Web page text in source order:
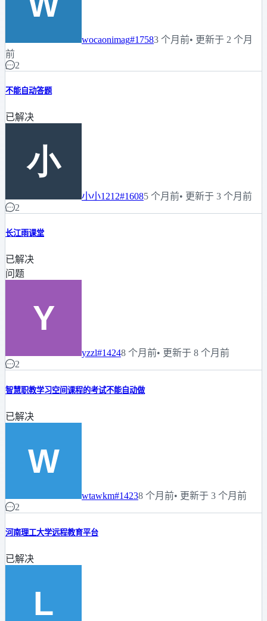
wocaonimag#17583 个月前• 更新于 2 个月
前
2
不能自动答题
已解决
小小1212#16085 个月前• 更新于 3 个月前
2
长江雨课堂
已解决
问题
yzzl#14248 个月前• 更新于 8 个月前
2
智慧职教学习空间课程的考试不能自动做
已解决
wtawkm#14238 个月前• 更新于 3 个月前
2
河南理工大学远程教育平台
已解决